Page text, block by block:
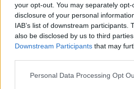
your opt-out. You may separately
disclosure of your personal
IAB’s list of downstream participants.
also be disclosed by us to third
Downstream Participants that may
Personal Data Processing Opt
Vom Schwarz-Weiß Entwurf zum türkisen
Anfang an eine klare Vision.
FACES: Wie stehst du zu
Daniel Arsham:KI ist einfach nur
Photoshop und 3D-Druck habe ich